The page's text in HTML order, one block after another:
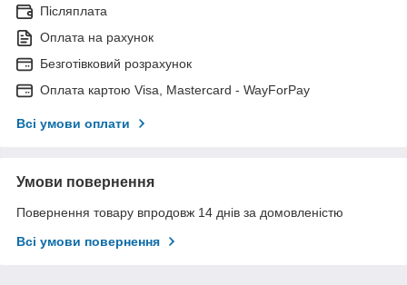
Післяплата
Оплата на рахунок
Безготівковий розрахунок
Оплата картою Visa, Mastercard - WayForPay
Всі умови оплати
Умови повернення
Повернення товару впродовж 14 днів за домовленістю
Всі умови повернення